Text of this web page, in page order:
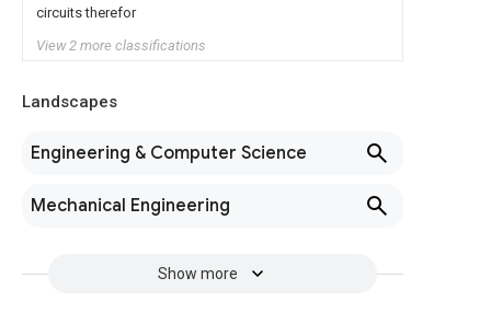
circuits therefor
View 2 more classifications
Landscapes
Engineering & Computer Science
Mechanical Engineering
Show more